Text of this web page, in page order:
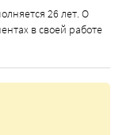
26 лет. О
в своей работе